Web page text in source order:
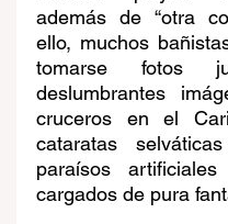
además de “otra
ello, muchos
tomarse fotos
deslumbrantes
cruceros en el
cataratas
paraísos artificiales
cargados de pura